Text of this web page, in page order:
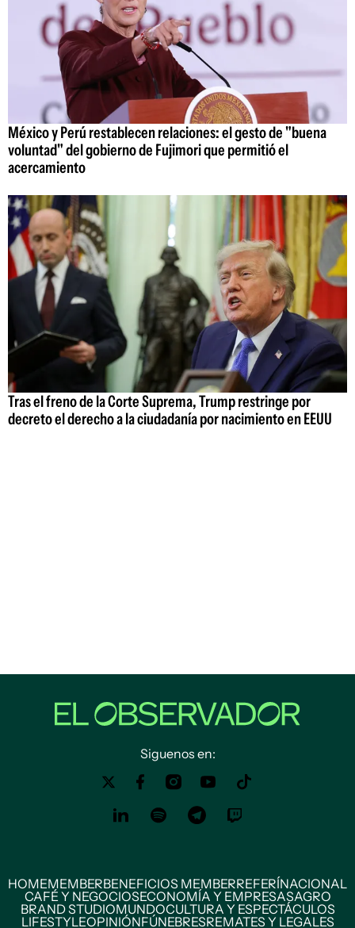
México y Perú restablecen relaciones: el gesto de "buena
voluntad" del gobierno de Fujimori que permitió el
acercamiento
Tras el freno de la Corte Suprema, Trump restringe por
decreto el derecho a la ciudadanía por nacimiento en EEUU
Siguenos en:
HOMEMEMBERBENEFICIOS MEMBERREFERÍNACIONAL
CAFÉ Y NEGOCIOSECONOMÍA Y EMPRESASAGRO
BRAND STUDIOMUNDOCULTURA Y ESPECTÁCULOS
LIFESTYLEOPINIÓNFÚNEBRESREMATES Y LEGALES